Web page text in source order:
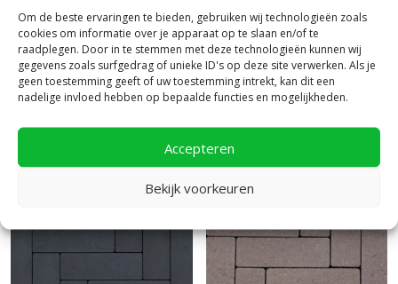
Om de beste ervaringen te bieden, gebruiken wij technologieën zoals
cookies om informatie over je apparaat op te slaan en/of te
raadplegen. Door in te stemmen met deze technologieën kunnen wij
gegevens zoals surfgedrag of unieke ID's op deze site verwerken. Als je
geen toestemming geeft of uw toestemming intrekt, kan dit een
nadelige invloed hebben op bepaalde functies en mogelijkheden.
Accepteren
Bekijk voorkeuren
Kijlstra|Bestrating & Klinkers
Stonique trommel dikformaat 8
cm Oud Emmen
75 31,95
Stonique trommel dikformaat 6
cm Oud Drachten
30,75 27,75 per m²
Je bespaart 10%